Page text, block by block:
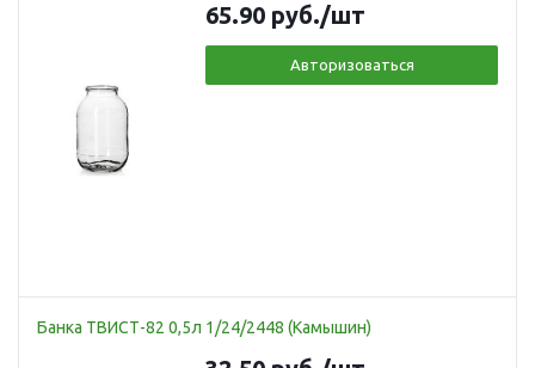
65.90 руб./шт
Авторизоваться
Банка ТВИСТ-82 0,5л 1/24/2448 (Камышин)